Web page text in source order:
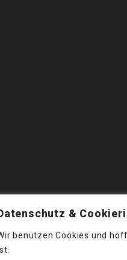
&
benutzen Cookies und